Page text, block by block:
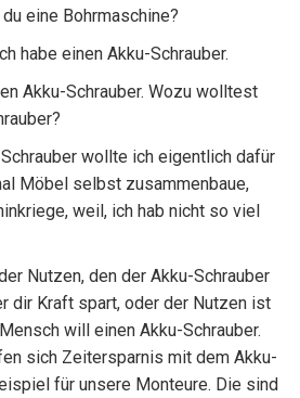
eine Bohrmaschine?
habe einen Akku-Schrauber.
Akku-Schrauber. Wozu wolltest
wollte ich eigentlich dafür
Möbel selbst zusammenbaue,
weil, ich hab nicht so viel
Nutzen, den der Akku-Schrauber
dir Kraft spart, oder der Nutzen ist
will einen Akku-Schrauber.
sich Zeitersparnis mit dem Akku-
für unsere Monteure. Die sind